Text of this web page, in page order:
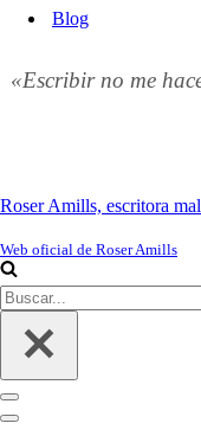
Blog
«Escribir no me
Roser Amills, escritora
Web oficial de Roser Amills
Buscar...
Menú
de
Menú